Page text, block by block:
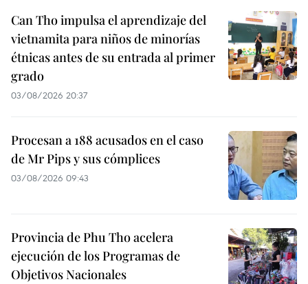
Can Tho impulsa el aprendizaje del
vietnamita para niños de minorías
étnicas antes de su entrada al primer
grado
03/08/2026 20:37
Procesan a 188 acusados en el caso
de Mr Pips y sus cómplices
03/08/2026 09:43
Provincia de Phu Tho acelera
ejecución de los Programas de
Objetivos Nacionales